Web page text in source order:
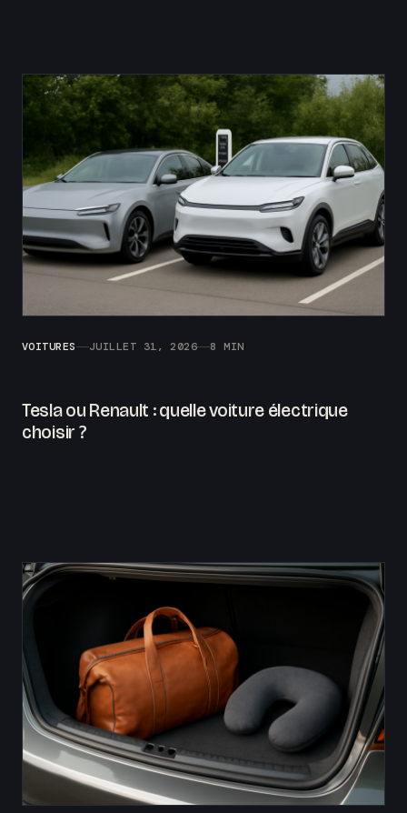
VOITURES JUILLET 31, 2026 8 MIN
Tesla ou Renault : quelle voiture électrique
choisir ?